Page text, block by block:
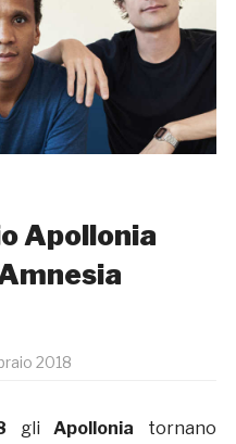
Apollonia
2018
gli Apollonia tornano